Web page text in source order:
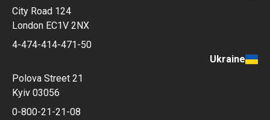
124 City Road
London EC1V 2NX
4-474-414-471-50
Ukraine
Polova Street 21
Kyiv 03056
0-800-21-21-08